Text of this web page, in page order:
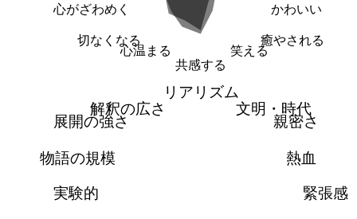
かわいい
癒やされる
笑える
共感する
心温まる
切なくなる
心がざわめく
リアリズム
文明・時代
親密さ
熱血
緊張感
実験的
物語の規模
展開の強さ
解釈の広さ